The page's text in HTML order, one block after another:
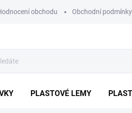
obchodu Obchodní podmínky
PLASTOVÉ LEMY